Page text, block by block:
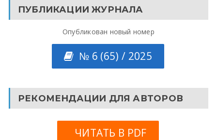
ПУБЛИКАЦИИ ЖУРНАЛА
Опубликован новый номер
№ 6 (65) / 2025
РЕКОМЕНДАЦИИ ДЛЯ АВТОРОВ
ЧИТАТЬ В PDF